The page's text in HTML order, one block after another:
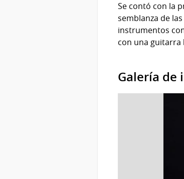
Se contó con la
semblanza de
instrumentos
con una guitarra
Galería de